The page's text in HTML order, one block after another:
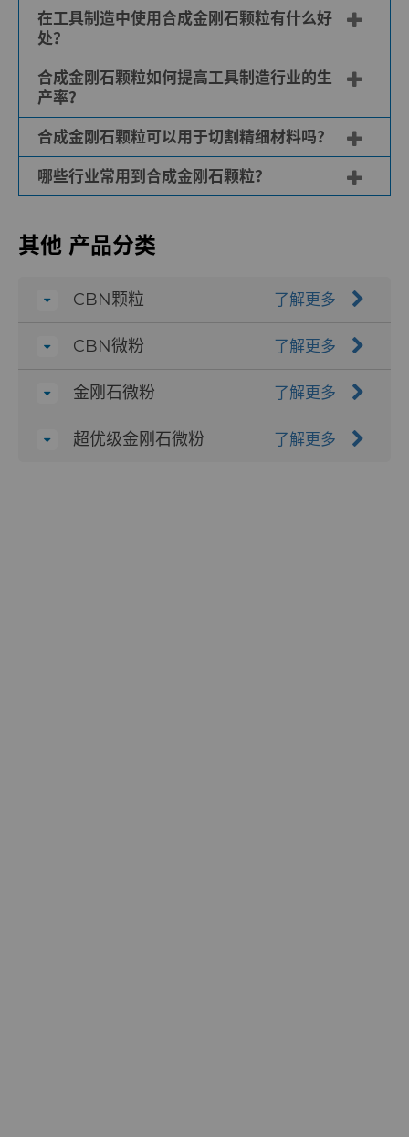
（碳）与铁具有很强的化学亲和力，会导致刀
具过度磨损，因此通常不用于研磨含铁材料。
金刚石颗粒的交织或编织更紧密、更一致，与
较大的金刚石颗粒或其他磨料（如砂纸或研磨
石）相比，能产生更均匀的研磨效果。
合成金刚石颗粒通过与锯片、线锯、钻头、砂
轮、磨盘等粘合，可用于切割、研磨、锯切和
抛光金属、玻璃、陶瓷和混凝土等各种材料。
在工具制造中使用合成金刚石颗粒有什么好
处？
合成金刚石颗粒在工具制造中具有多种优点，
如硬度高、耐磨性好、导热性优异、摩擦系数
低、润滑性好、电绝缘性高、化学惰性好以及
耐用性强，适用于各种切割、研磨和抛光材
料。
合成金刚石颗粒如何提高工具制造行业的生
产率？
合成金刚石颗粒可以实现更快、更精确的切
割、研磨和抛光，从而提高生产率，在制造过
合成金刚石颗粒可以用于切割精细材料吗？
合成金刚石颗粒可用于切割易碎材料，但这取
可用于较坚硬的切割。
哪些行业常用到合成金刚石颗粒？
程、航空、自动化、珠宝和光学行业，用于切
其他 产品分类
CBN颗粒 了解更多
CBN微粉 了解更多
金刚石微粉 了解更多
超优级金刚石微粉 了解更多